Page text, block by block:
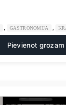
GASTRONOMIJA
Pievienot grozam